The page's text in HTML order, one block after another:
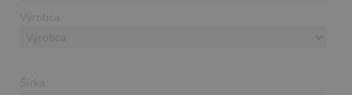
Výrobca:
Šírka: